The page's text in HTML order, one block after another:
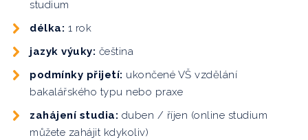
studium
délka: 1 rok
jazyk výuky: čeština
podmínky přijetí: ukončené VŠ vzdělání
bakalářského typu nebo praxe
zahájení studia: duben / říjen (online studium
můžete zahájit kdykoliv)